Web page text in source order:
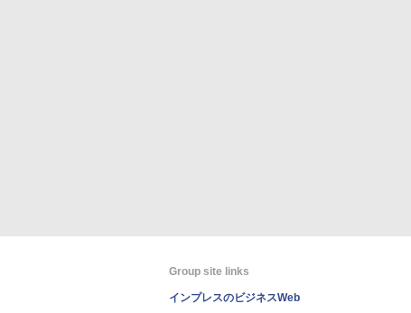
Group site links
インプレスのビジネスWeb